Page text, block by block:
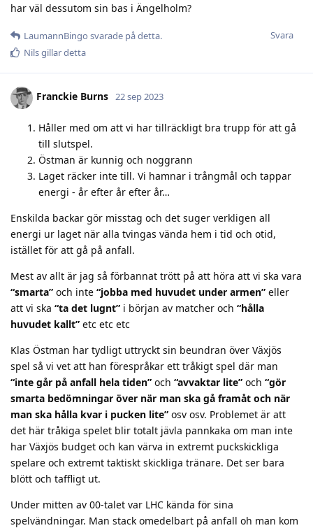
har väl dessutom sin bas i Ängelholm?
Svara
LaumannBingo svarade på detta.
Nilsgillar detta
Franckie Burns 22 sep 2023
Håller med om att vi har tillräckligt bra trupp för att gå
till slutspel.
Östman är kunnig och noggrann
Laget räcker inte till. Vi hamnar i trångmål och tappar
energi - år efter år efter år…
Enskilda backar gör misstag och det suger verkligen all
energi ur laget när alla tvingas vända hem i tid och otid,
istället för att gå på anfall.
Mest av allt är jag så förbannat trött på att höra att vi ska vara
“smarta” och inte “jobba med huvudet under armen” eller
att vi ska “ta det lugnt” i början av matcher och “hålla
huvudet kallt” etc etc etc
Klas Östman har tydligt uttryckt sin beundran över Växjös
spel så vi vet att han förespråkar ett tråkigt spel där man
“inte går på anfall hela tiden” och “avvaktar lite” och “gör
smarta bedömningar över när man ska gå framåt och när
man ska hålla kvar i pucken lite” osv osv. Problemet är att
det här tråkiga spelet blir totalt jävla pannkaka om man inte
har Växjös budget och kan värva in extremt puckskickliga
spelare och extremt taktiskt skickliga tränare. Det ser bara
blött och taffligt ut.
Under mitten av 00-talet var LHC kända för sina
spelvändningar. Man stack omedelbart på anfall oh man kom